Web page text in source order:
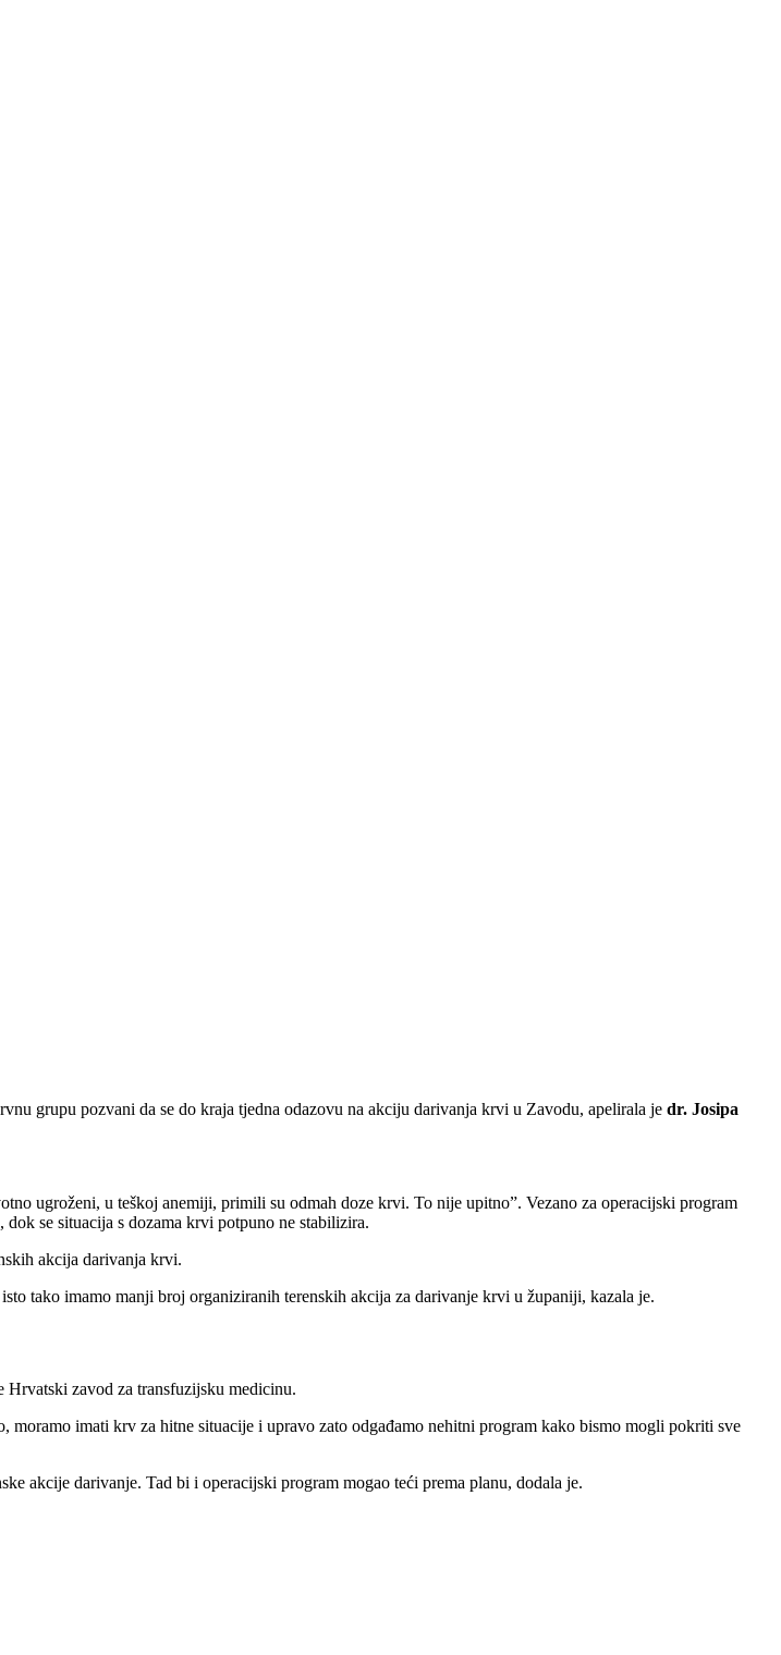
grupu pozvani da se do kraja tjedna odazovu na akciju darivanja krvi u Zavodu, apelirala je dr. Josipa
ugroženi, u teškoj anemiji, primili su odmah doze krvi. To nije upitno”. Vezano za operacijski program
se situacija s dozama krvi potpuno ne stabilizira.
akcija darivanja krvi.
tako imamo manji broj organiziranih terenskih akcija za darivanje krvi u županiji, kazala je.
zavod za transfuzijsku medicinu.
imati krv za hitne situacije i upravo zato odgađamo nehitni program kako bismo mogli pokriti sve
akcije darivanje. Tad bi i operacijski program mogao teći prema planu, dodala je.